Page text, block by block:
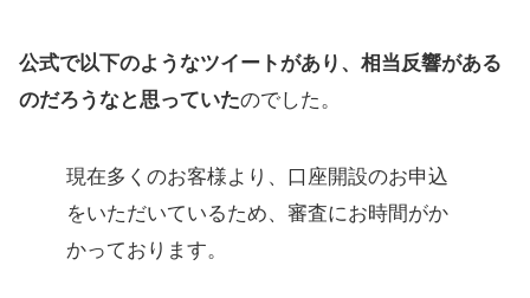
公式で以下のようなツイートがあり、相当反響がある
のだろうなと思っていたのでした。
現在多くのお客様より、口座開設のお申込
をいただいているため、審査にお時間がか
かっております。